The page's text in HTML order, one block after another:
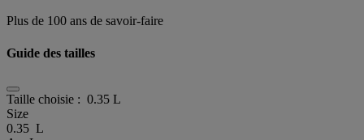
Plus de 100 ans de savoir-faire
Guide des tailles
Taille choisie : 0.35 L
Size
0.35 L